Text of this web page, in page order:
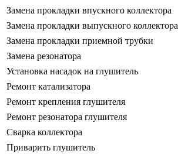
Замена прокладки впускного коллектора
Замена прокладки выпускного коллектора
Замена прокладки приемной трубки
Замена резонатора
Установка насадок на глушитель
Ремонт катализатора
Ремонт крепления глушителя
Ремонт резонатора глушителя
Сварка коллектора
Приварить глушитель